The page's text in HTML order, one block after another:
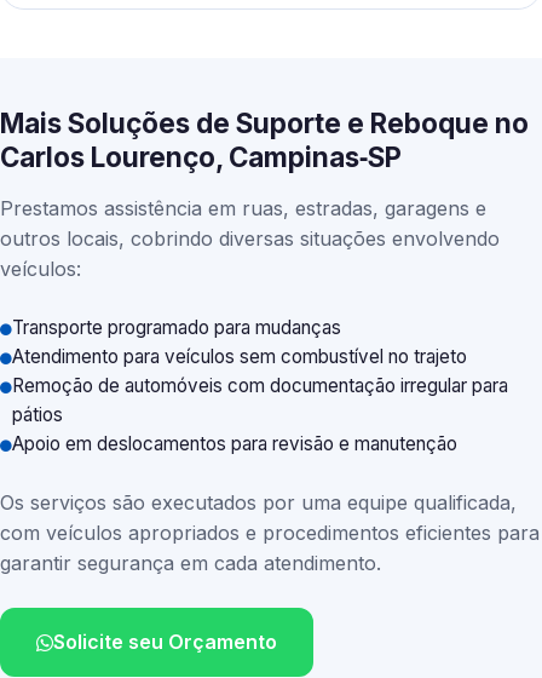
Mais Soluções de Suporte e Reboque no
Carlos Lourenço, Campinas‑SP
Prestamos assistência em ruas, estradas, garagens e
outros locais, cobrindo diversas situações envolvendo
veículos:
Transporte programado para mudanças
Atendimento para veículos sem combustível no trajeto
Remoção de automóveis com documentação irregular para
pátios
Apoio em deslocamentos para revisão e manutenção
Os serviços são executados por uma equipe qualificada,
com veículos apropriados e procedimentos eficientes para
garantir segurança em cada atendimento.
Solicite seu Orçamento